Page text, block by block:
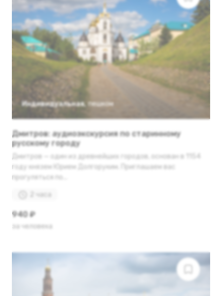
Индивидуальная, пешком
Дмитров: аудиоэкскурсия по старинному
русскому городу
Дмитров — один из древнейших городов, основан в 1154
году князем Юрием Долгоруким. Приглашаем вас
прогуляться по...
2 часа
940 ₽
за человека